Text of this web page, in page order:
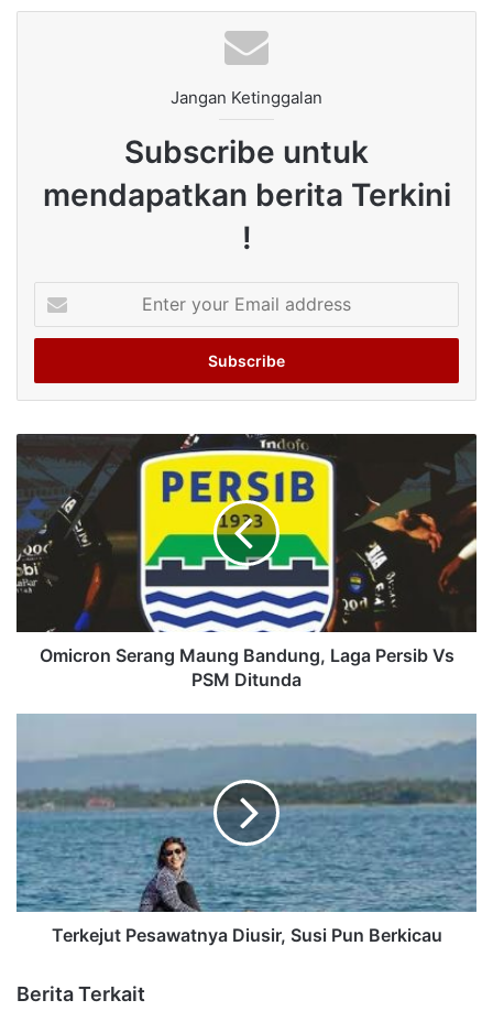
Jangan Ketinggalan
Subscribe untuk
mendapatkan berita Terkini
!
your
Email
Omicron Serang Maung Bandung, Laga Persib Vs
PSM Ditunda
Terkejut Pesawatnya Diusir, Susi Pun Berkicau
Berita Terkait